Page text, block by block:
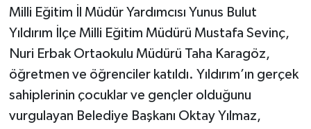
Milli Eğitim İl Müdür Yardımcısı Yunus Bulut
Yıldırım İlçe Milli Eğitim Müdürü Mustafa Sevinç,
Nuri Erbak Ortaokulu Müdürü Taha Karagöz,
öğretmen ve öğrenciler katıldı. Yıldırım’ın gerçek
sahiplerinin çocuklar ve gençler olduğunu
vurgulayan Belediye Başkanı Oktay Yılmaz,